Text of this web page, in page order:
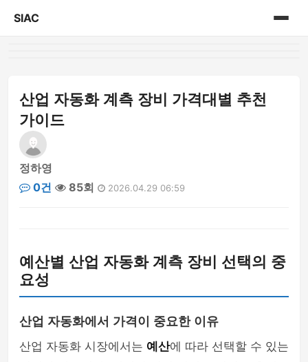
SIAC
산업 자동화 계측 장비 가격대별 추천
가이드
정하영
0건
85회 2026.04.29 06:59
예산별 산업 자동화 계측 장비 선택의 중
요성
산업 자동화에서 가격이 중요한 이유
산업 자동화 시장에서는 예산에 따라 선택할 수 있는